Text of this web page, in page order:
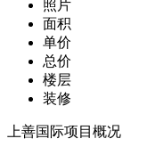
照片
面积
单价
总价
楼层
装修
上善国际项目概况